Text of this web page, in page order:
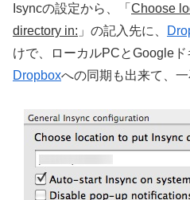
Isyncの設定から、「 Choose
directory in: 」の記入先に、
けで、ローカルPCとGoogle
Dropboxへの同期も出来て、